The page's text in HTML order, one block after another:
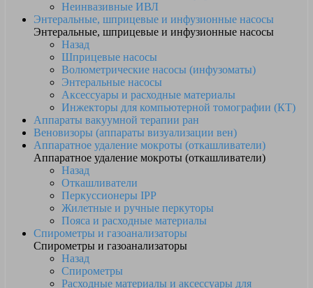
Неинвазивные ИВЛ
Энтеральные, шприцевые и инфузионные насосы
Энтеральные, шприцевые и инфузионные насосы
Назад
Шприцевые насосы
Волюметрические насосы (инфузоматы)
Энтеральные насосы
Аксессуары и расходные материалы
Инжекторы для компьютерной томографии (КТ)
Аппараты вакуумной терапии ран
Веновизоры (аппараты визуализации вен)
Аппаратное удаление мокроты (откашливатели)
Аппаратное удаление мокроты (откашливатели)
Назад
Откашливатели
Перкуссионеры IPP
Жилетные и ручные перкуторы
Пояса и расходные материалы
Спирометры и газоанализаторы
Спирометры и газоанализаторы
Назад
Спирометры
Расходные материалы и аксессуары для